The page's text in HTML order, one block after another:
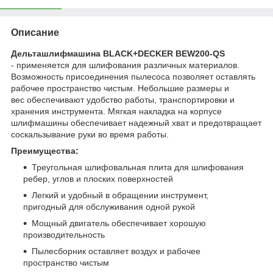
Описание
Дельташлифмашина BLACK+DECKER BEW200-QS
- применяется для шлифования различных материалов.
Возможность присоединения пылесоса позволяет оставлять
рабочее пространство чистым. Небольшие размеры и
вес обеспечивают удобство работы, транспортировки и
хранения инструмента. Мягкая накладка на корпусе
шлифмашины обеспечивает надежный хват и предотвращает
соскальзывание руки во время работы.
Преимущества:
Треугольная шлифовальная плита для шлифования
ребер, углов и плоских поверхностей
Легкий и удобный в обращении инструмент,
пригодный для обслуживания одной рукой
Мощный двигатель обеспечивает хорошую
производительность
Пылесборник оставляет воздух и рабочее
пространство чистым